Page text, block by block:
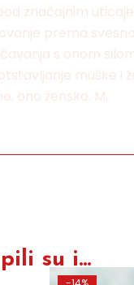
značajnim
prema
s onom
muške i
ono žensko. M.
su i...